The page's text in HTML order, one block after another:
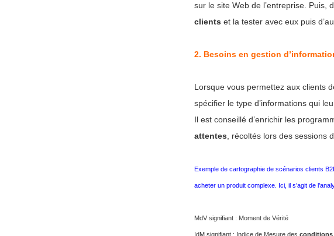
sur le site Web de l’entreprise. Puis,
clients et la tester avec eux puis
2. Besoins en gestion
Lorsque vous permettez aux clients
spécifier le type d’informations qui
Il est conseillé d’enrichir les
attentes , récoltés lors des sessions
Exemple de cartographie de scénarios clients
acheter un produit complexe. Ici, il s’agit de
MdV signifiant : Moment de Vérité
IdM signifiant : Indice de Mesure des conditions